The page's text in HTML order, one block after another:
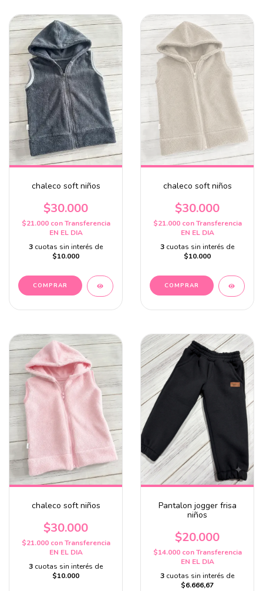
chaleco soft niños
$30.000
$21.000 con Transferencia
EN EL DIA
3 cuotas sin interés de
$10.000
COMPRAR
chaleco soft niños
$30.000
$21.000 con Transferencia
EN EL DIA
3 cuotas sin interés de
$10.000
COMPRAR
chaleco soft niños
$30.000
$21.000 con Transferencia
EN EL DIA
3 cuotas sin interés de
$10.000
Pantalon jogger frisa
niños
$20.000
$14.000 con Transferencia
EN EL DIA
3 cuotas sin interés de
$6.666,67